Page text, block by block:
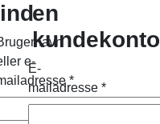
ind
e-
*
en
kundekonto
E-
mailadresse *